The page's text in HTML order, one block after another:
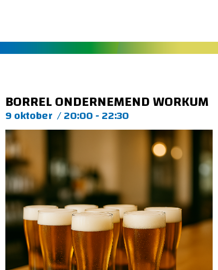
BORREL ONDERNEMEND WORKUM
9 oktober /20:00 - 22:30